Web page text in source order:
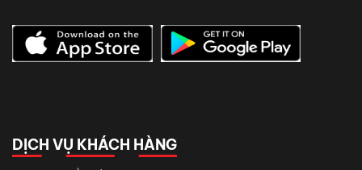
DỊCH VỤ KHÁCH HÀNG